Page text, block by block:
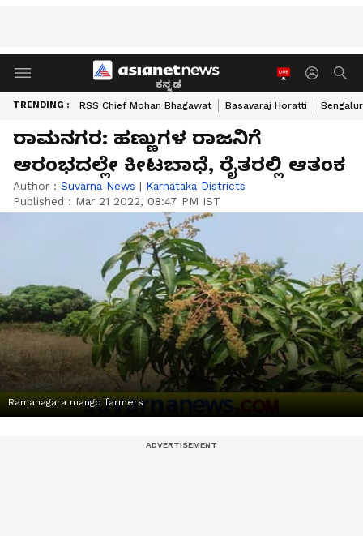
ಕನ್ನಡ
TRENDING : RSS Chief Mohan Bhagawat Basavaraj Horatti
ರಾಮನಗರ: ಹಣ್ಣುಗಳ ರಾಜನಿಗೆ
ಆರಂಭದಲ್ಲೇ ಕೀಟಬಾಧೆ, ರೈತರಲ್ಲಿ ಆತಂಕ
Author : Suvarna News | Karnataka Districts
Published : Mar 21 2022, 08:47 PM IST
Ramanagara mango farmers